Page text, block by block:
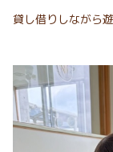
貸し借りしながら